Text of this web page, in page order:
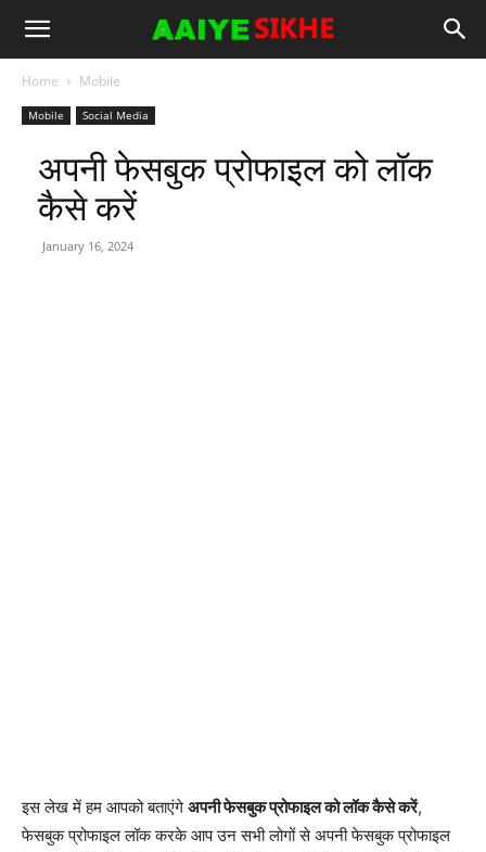
Home Mobile
Mobile Social Media
अपनी फेसबुक प्रोफाइल को लॉक
कैसे करें
January 16, 2024
इस लेख में हम आपको बताएंगे अपनी फेसबुक प्रोफाइल को लॉक कैसे करें,
फेसबुक प्रोफाइल लॉक करके आप उन सभी लोगों से अपनी फेसबुक प्रोफाइल